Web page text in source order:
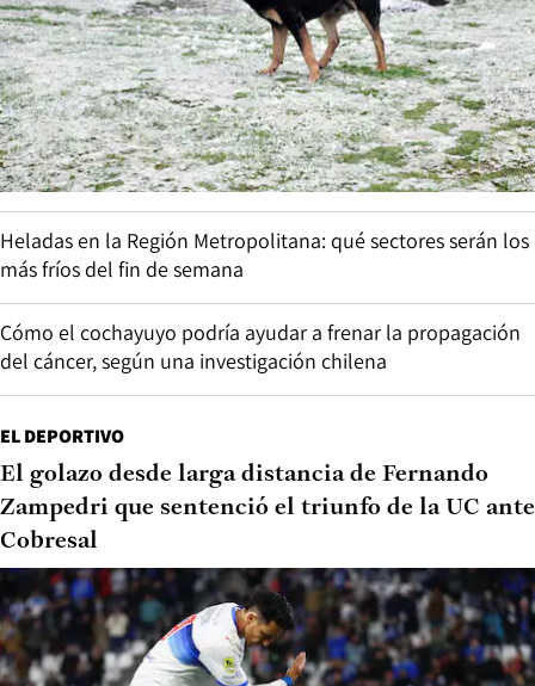
Heladas en la Región Metropolitana: qué sectores serán los
más fríos del fin de semana
Cómo el cochayuyo podría ayudar a frenar la propagación
del cáncer, según una investigación chilena
EL DEPORTIVO
El golazo desde larga distancia de Fernando
Zampedri que sentenció el triunfo de la UC ante
Cobresal